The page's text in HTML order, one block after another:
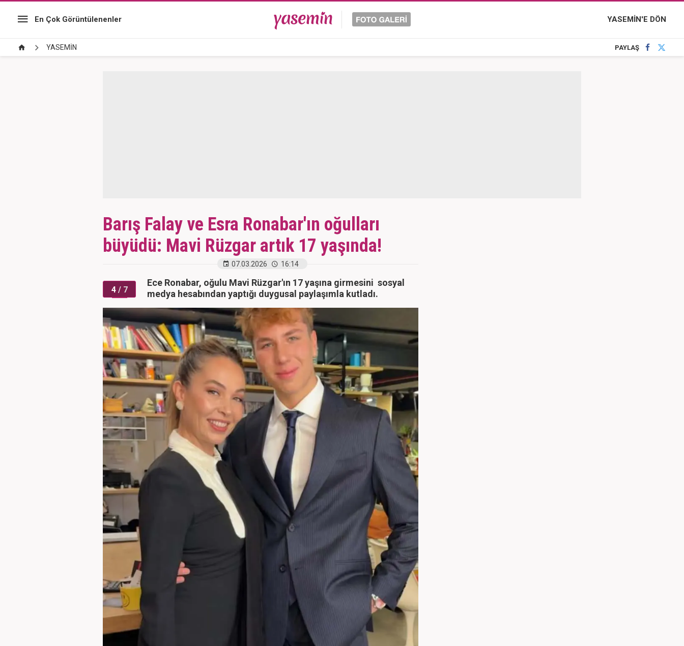
En Çok Görüntülenenler YASEMİN'E DÖN
YASEMİN PAYLAŞ
Barış Falay ve Esra Ronabar'ın oğulları
büyüdü: Mavi Rüzgar artık 17 yaşında!
07.03.2026 16:14
4 / 7
Ece Ronabar, oğulu Mavi Rüzgar'ın 17 yaşına girmesini sosyal
medya hesabından yaptığı duygusal paylaşımla kutladı.